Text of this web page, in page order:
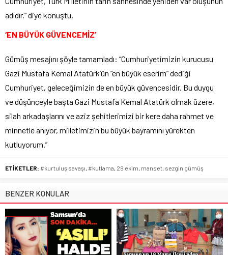
adıdır.” diye konuştu.
‘EN BÜYÜK GÜVENCEMİZ’
Gümüş mesajını şöyle tamamladı: “Cumhuriyetimizin kurucusu
Gazi Mustafa Kemal Atatürk’ün “en büyük eserim” dediği
Cumhuriyet, geleceğimizin de en büyük güvencesidir. Bu duygu
ve düşünceyle başta Gazi Mustafa Kemal Atatürk olmak üzere,
silah arkadaşlarını ve aziz şehitlerimizi bir kere daha rahmet ve
minnetle anıyor, milletimizin bu büyük bayramını yürekten
kutluyorum.”
ETİKETLER: #kurtuluş savaşı #kutlama 29 ekim manset sezgin gümüş
BENZER KONULAR